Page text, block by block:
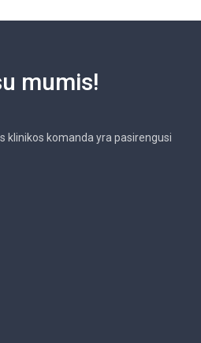
mumis!
klinikos komanda yra pasirengusi